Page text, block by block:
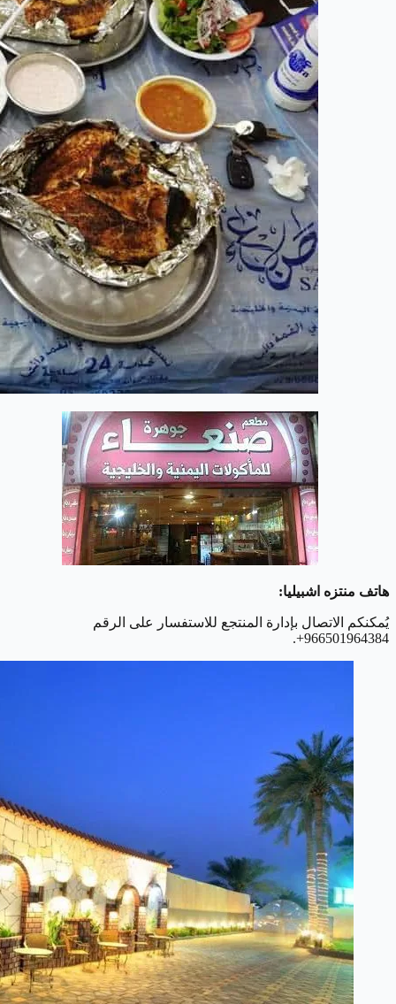
هاتف منتزه اشبيليا:
يُمكنكم الاتصال بإدارة المنتجع للاستفسار على الرقم
966501964384+.